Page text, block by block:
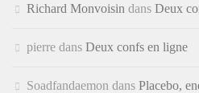
Richard Monvoisin dans Deux
pierre dans Deux confs en ligne
Soadfandaemon dans Placebo,